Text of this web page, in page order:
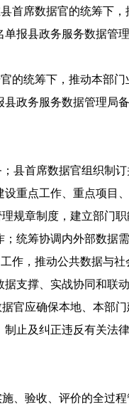
首席数据官的统筹下，
报县政务服务数据管
的统筹下，推动本部门
政务服务数据管理局
县首席数据官组织制
重点工作、重点项目、
规章制度，建立部门
统筹协调内外部数据
作，推动公共数据与
支撑、实战协同和联动
官应确保本地、本部
止及纠正违反有关法
、验收、评价的全过